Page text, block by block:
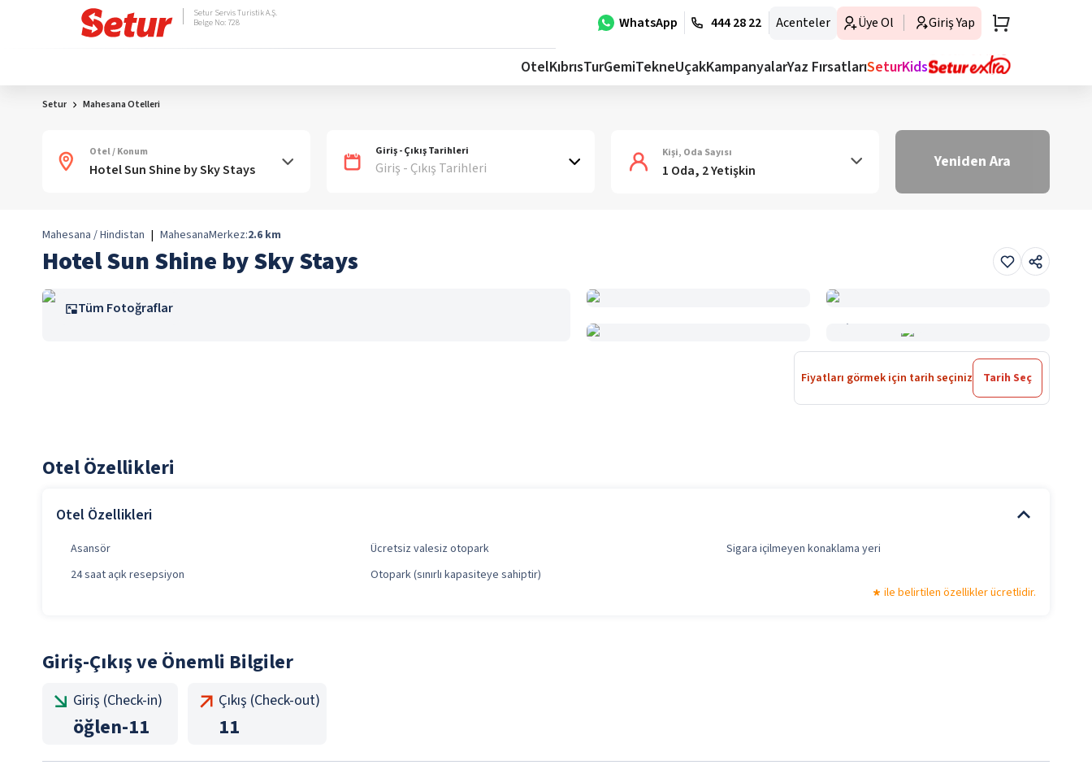
WhatsApp 444 28 22 Acenteler Üye Ol Giriş Yap
Setur Servis Turistik A.Ş.
Belge No: 728
OtelKıbrısTurGemiTekneUçakKampanyalarYaz FırsatlarıSeturKids
Setur Mahesana Otelleri
Otel / Konum Giriş - Çıkış Tarihleri
Giriş - Çıkış Tarihleri
Kişi, Oda Sayısı
1 Oda, 2 Yetişkin Yeniden Ara
Mahesana / Hindistan | MahesanaMerkez:2.6 km
Hotel Sun Shine by Sky Stays
Tüm Fotoğraflar
Fiyatları görmek için tarih seçiniz Tarih Seç
Otel Özellikleri
Otel Özellikleri
Asansör Ücretsiz valesiz otopark
Sigara içilmeyen konaklama yeri
24 saat açık resepsiyon
Otopark (sınırlı kapasiteye sahiptir)
ile belirtilen özellikler ücretlidir.
Giriş-Çıkış ve Önemli Bilgiler
Giriş (Check-in)
öğlen-11
Çıkış (Check-out)
11